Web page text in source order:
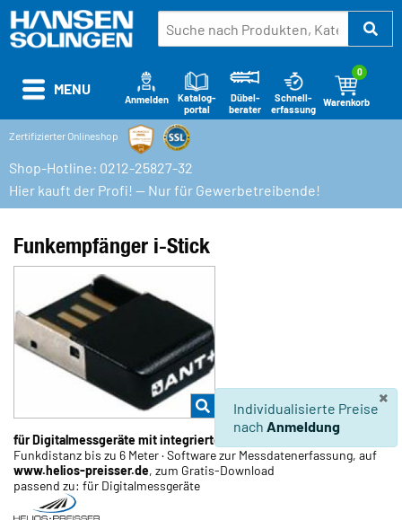
Warenkorb
0
Schnell-
erfassung
Dübel-
berater
Katalog-
portal
Anmelden
Zertifizierter Onlineshop
Shop-Hotline: 0212-25827-32
Hier kauft der Profi! — Nur für Gewerbetreibende!
MENU
Funkempfänger i-Stick
für Digitalmessgeräte mit integrierter Funk-Schnittstelle
·
Funkdistanz bis zu 6 Meter · Software zur Messdatenerfassung, auf
www.helios-preisser.de, zum Gratis-Download
passend zu: für Digitalmessgeräte
×
Individualisierte Preise
nach Anmeldung